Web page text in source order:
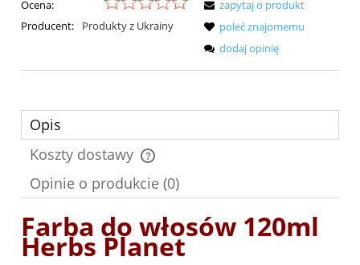
Ocena:
Producent:
Produkty z Ukrainy
zapytaj o produkt
poleć znajomemu
dodaj opinię
Opis
Koszty dostawy
Cena nie zawiera ewentualnych kosztów płatności
Opinie o produkcie (0)
Farba do włosów 120ml
Herbs Planet